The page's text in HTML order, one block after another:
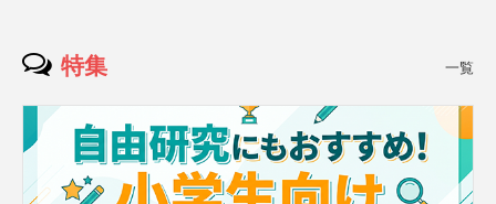
特集 一覧